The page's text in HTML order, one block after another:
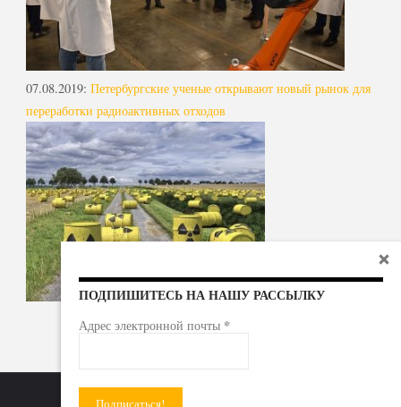
07.08.2019: Петербургские ученые открывают новый рынок для
переработки радиоактивных отходов
ПОДПИШИТЕСЬ НА НАШУ РАССЫЛКУ
Адрес электронной почты *